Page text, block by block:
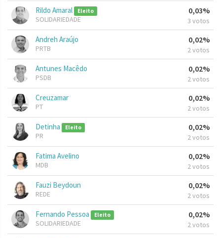
Rildo Amaral Eleito
SOLIDARIEDADE
0,03%
3 votos
Andreh Araújo
PRTB
0,02%
2 votos
Antunes Macêdo
PSDB
0,02%
2 votos
Creuzamar
PT
0,02%
2 votos
Detinha Eleito
PR
0,02%
2 votos
Fatima Avelino
MDB
0,02%
2 votos
Fauzi Beydoun
REDE
0,02%
2 votos
Fernando Pessoa Eleito
SOLIDARIEDADE
0,02%
2 votos